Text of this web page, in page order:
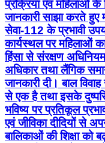
प्रक्रिया एवं महिलाओं के
जानकारी साझा करते
सेवा-112 के प्रभावी
कार्यस्थल पर महिलाओं
हिंसा से संरक्षण
अधिकार तथा लैंगिक
जानकारी दी। बाल
से एक है तथा इसके
भविष्य पर प्रतिकूल
एवं जीविका दीदियों से
बालिकाओं की शिक्षा को